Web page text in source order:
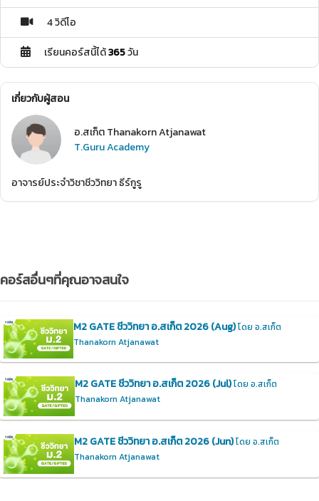
4 วิดีโอ
เรียนคอร์สนี้ได้365วัน
เกี่ยวกับผู้สอน
อ.สเก็ต Thanakorn Atjanawat
T.Guru Academy
อาจารย์ประจำวิชาชีววิทยา ธีร์กูรู
คอร์สอื่นๆที่คุณอาจสนใจ
M2 GATE ชีววิทยา อ.สเก็ต 2026 (Aug)โดย อ.สเก็ต
Thanakorn Atjanawat
M2 GATE ชีววิทยา อ.สเก็ต 2026 (Jul)โดย อ.สเก็ต
Thanakorn Atjanawat
M2 GATE ชีววิทยา อ.สเก็ต 2026 (Jun)โดย อ.สเก็ต
Thanakorn Atjanawat